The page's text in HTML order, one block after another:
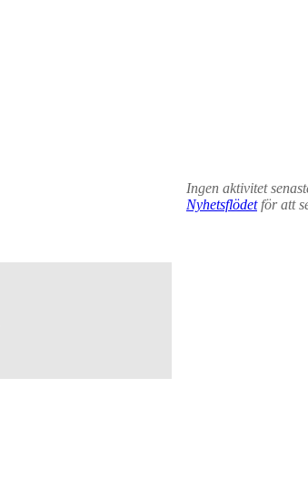
Ingen aktivitet
Nyhetsflödetför att